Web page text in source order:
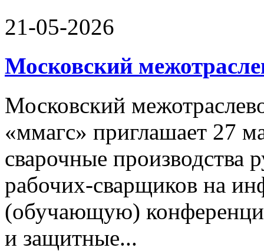
21-05-2026
Московский
Московский
«ммагс» приглашает 27
сварочные производства
рабочих-сварщиков на
(обучающую)
и защитные...